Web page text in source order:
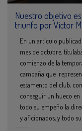
Nuestro objetivo
triunfo por Víctor
En un artículo
mes de octubre,
comienzo de la
campaña que
estamento del club,
conseguir un hueco
todo su empeño la
y aficionados, y todo